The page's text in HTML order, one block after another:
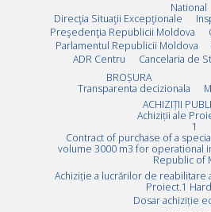
National
Direcţia Situaţii Excepţionale
Preşedenţia Republicii Moldova
Parlamentul Republicii Moldova
ADR Centru
Cancelaria de
BROȘURA
Transparenta decizionala
ACHIZIȚII
Achiziții ale
1
Contract of purchase of a
volume 3000 m3 for operational
Republic of
Achiziție a lucrărilor de
Proiect.1
Dosar achiziție